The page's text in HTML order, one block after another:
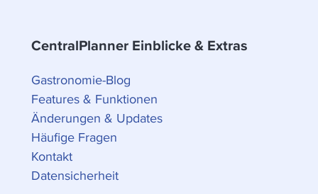
CentralPlanner Einblicke & Extras
Gastronomie-Blog
Features & Funktionen
Änderungen & Updates
Häufige Fragen
Kontakt
Datensicherheit